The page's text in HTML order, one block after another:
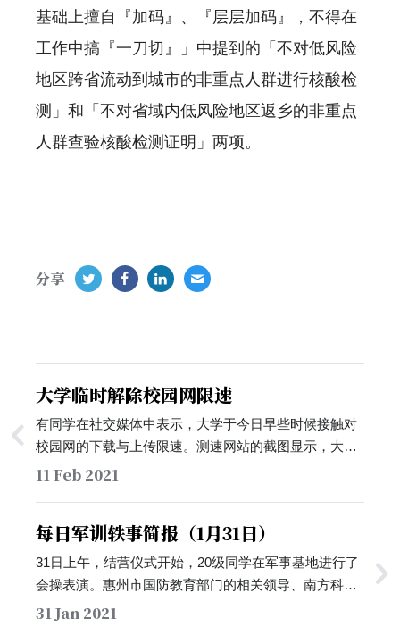
基础上擅自『加码』、『层层加码』，不得在
工作中搞『一刀切』」中提到的「不对低风险
地区跨省流动到城市的非重点人群进行核酸检
测」和「不对省域内低风险地区返乡的非重点
人群查验核酸检测证明」两项。
分享
大学临时解除校园网限速
有同学在社交媒体中表示，大学于今日早些时候接触对
校园网的下载与上传限速。测速网站的截图显示，大学
互联网的下载和上传速度高达900Mbps和700Mbps。尚
误。…
11 Feb 2021
每日军训轶事简报（1月31日）
31日上午，结营仪式开始，20级同学在军事基地进行了
会操表演。惠州市国防教育部门的相关领导、南方科技
大学教工部部长黄克服、学工部部长薛铮以及部分书院
31 Jan 2021